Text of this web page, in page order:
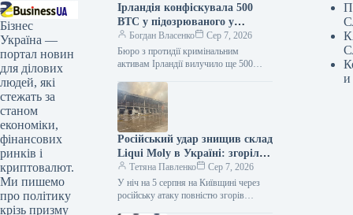
Бізнес
Україна —
портал новин
для ділових
людей, які
стежать за
станом
економіки,
фінансових
ринків і
криптовалют.
Ми пишемо
про політику
крізь призму
Ірландія конфіскувала 500
BTC у підозрюваного у
шахрайстві Кліфтона
Коллінза
Богдан Власенко
Сер 7, 2026
Бюро з протидії кримінальним
активам Ірландії вилучило ще 500
класифікувавши активи як доходи від
злочинної…
Російський удар знищив склад
Liqui Moly в Україні: згоріли
тонни моторних олив
Тетяна Павленко
Сер 7, 2026
У ніч на 5 серпня на Київщині через
російську атаку повністю згорів
и